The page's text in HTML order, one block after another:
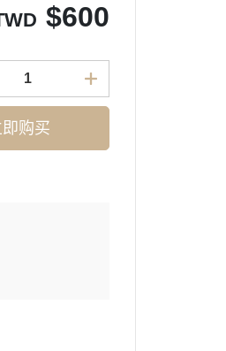
$600
即购买